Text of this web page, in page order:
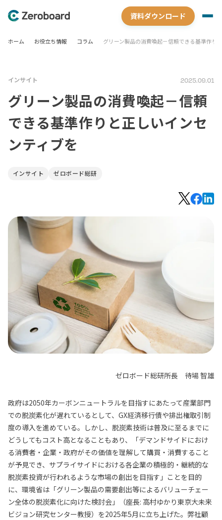
資料ダウンロード
ホーム お役立ち情報 コラム グリーン製品の消費喚起－信頼できる基準作り
インサイト 2025.09.01
グリーン製品の消費喚起－信頼
できる基準作りと正しいインセ
ンティブを
インサイト ゼロボード総研
ゼロボード総研所長 待場 智雄
政府は2050年カーボンニュートラルを目指すにあたって産業部門
での脱炭素化が遅れているとして、GX経済移行債や排出権取引制
度の導入を進めている。しかし、脱炭素技術は普及に至るまでに
どうしてもコスト高となることもあり、「デマンドサイドにおけ
る消費者・企業・政府がその価値を理解して購買・消費すること
が予見でき、サプライサイドにおける各企業の積極的・継続的な
脱炭素投資が行われるような市場の創出を目指す」ことを目的
に、環境省は「グリーン製品の需要創出等によるバリューチェー
ン全体の脱炭素化に向けた検討会」（座長: 高村ゆかり東京大未来
ビジョン研究センター教授）を2025年5月に立ち上げた。弊社顧